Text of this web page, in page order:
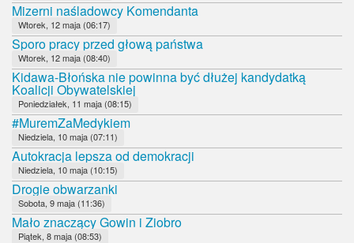
Mizerni naśladowcy Komendanta
Wtorek, 12 maja (06:17)
Sporo pracy przed głową państwa
Wtorek, 12 maja (08:40)
Kidawa-Błońska nie powinna być dłużej kandydatką
Koalicji Obywatelskiej
Poniedziałek, 11 maja (08:15)
#MuremZaMedykiem
Niedziela, 10 maja (07:11)
Autokracja lepsza od demokracji
Niedziela, 10 maja (10:15)
Drogie obwarzanki
Sobota, 9 maja (11:36)
Mało znaczący Gowin i Ziobro
Piątek, 8 maja (08:53)